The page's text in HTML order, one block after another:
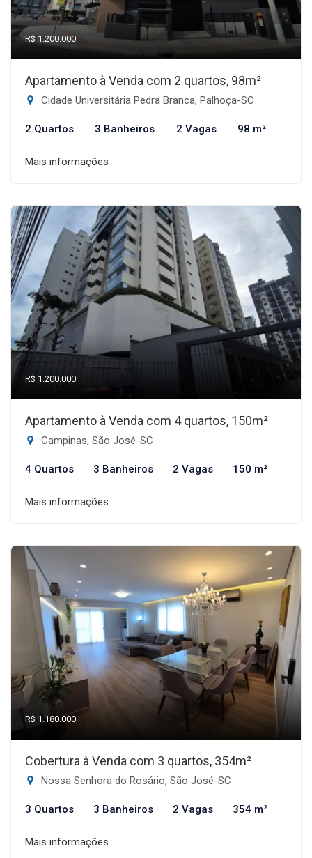
R$ 1.200.000
Apartamento à Venda com 2 quartos, 98m²
Cidade Universitária Pedra Branca, Palhoça-SC
2 Quartos 3 Banheiros 2 Vagas 98 m²
Mais informações
R$ 1.200.000
Apartamento à Venda com 4 quartos, 150m²
Campinas, São José-SC
4 Quartos 3 Banheiros 2 Vagas 150 m²
Mais informações
R$ 1.180.000
Cobertura à Venda com 3 quartos, 354m²
Nossa Senhora do Rosário, São José-SC
3 Quartos 3 Banheiros 2 Vagas 354 m²
Mais informações